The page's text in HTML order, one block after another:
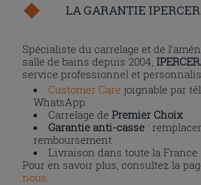
LA GARANTIE
Spécialiste du carrelage et de
salle de bains depuis 2004,
service professionnel et
Customer Care joignable par
WhatsApp
Carrelage dePremier Choix
Garantie anti-casse :
remboursement
Livraison dans toute la France
Pour en savoir plus, consultez la
nous